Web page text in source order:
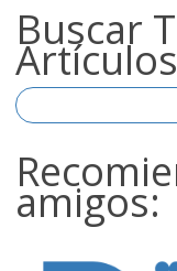
Buscar
Artículos
amigos: